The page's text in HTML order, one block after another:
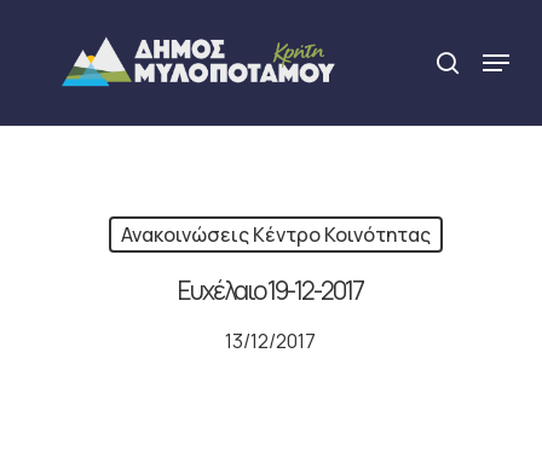
content
search
Menu
Ανακοινώσεις Κέντρο Κοινότητας
Ευχέλαιο 19-12-2017
13/12/2017
Close